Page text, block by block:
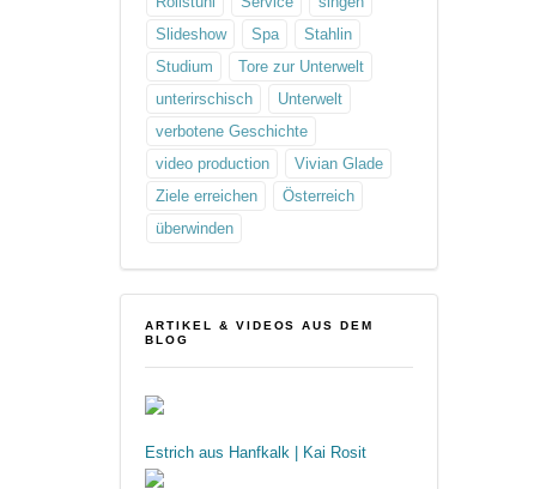
Slideshow
Spa
Stahlin
Studium
Tore zur Unterwelt
unterirschisch
Unterwelt
verbotene Geschichte
video production
Vivian Glade
Ziele erreichen
Österreich
überwinden
ARTIKEL & VIDEOS AUS DEM
BLOG
Estrich aus Hanfkalk | Kai Rosit